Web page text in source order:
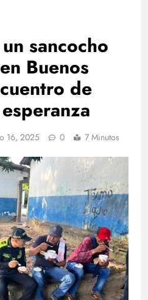
sancocho
Buenos
de
16, 2025 0 7 Minutos